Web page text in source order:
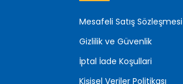
Mesafeli Satış Sözleşmesi
Gizlilik ve Güvenlik
İptal İade Koşullari
Kişisel Veriler Politikası